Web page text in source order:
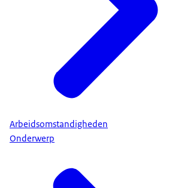
Arbeidsomstandigheden
Onderwerp